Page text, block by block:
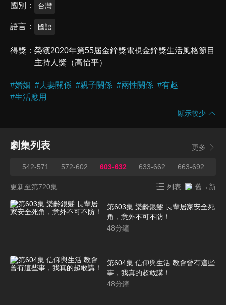
國別 台灣
語言 國語
得獎
榮獲2020年第55屆金鐘獎電視金鐘獎生活風格節目
主持人獎（高怡平）
#婚姻 #夫妻關係 #親子關係 #兩性關係 #有趣
#生活應用
顯示較少
劇集列表 更多
542-571 572-602 603-632 633-662 663-692
更新至第720集 列表 舊→新
第603集 樂齡銀髮 長輩居家安全死
角，意外不可不防！
48分鐘
第604集 信仰與生活 教會曾有這些
事，我真的超敢講！
48分鐘